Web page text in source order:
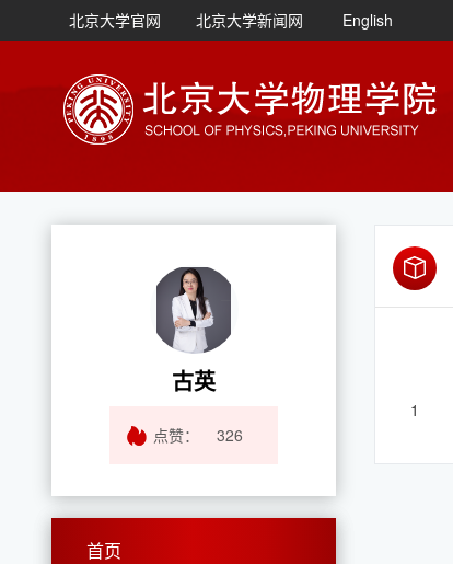
北京大学官网 北京大学新闻网 English
古英
点赞： 326
首页
1